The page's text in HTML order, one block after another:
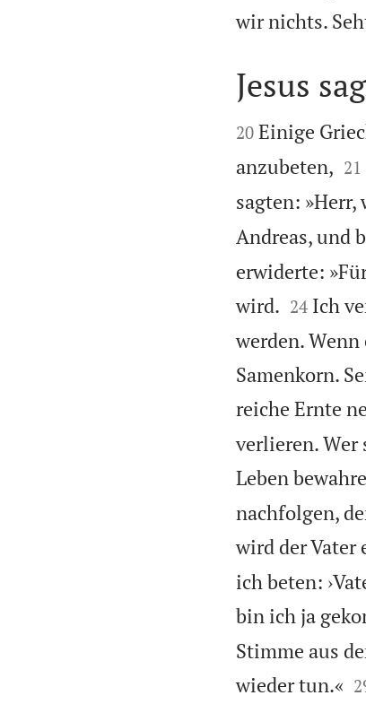
wir nichts.

Jesus

20 Einige
anzubeten, 

21
sagten: »Herr,
Andreas, und
erwiderte:
wird.
24 Ich
werden.
Samenkorn.
reiche Ernte
verlieren. Wer
Leben
nachfolgen,
wird der Vater
ich beten:
bin ich ja
Stimme aus
wieder tun.«